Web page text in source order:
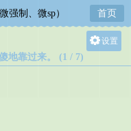
强制、微sp） 首页
设置
地靠过来。 (1 / 7)